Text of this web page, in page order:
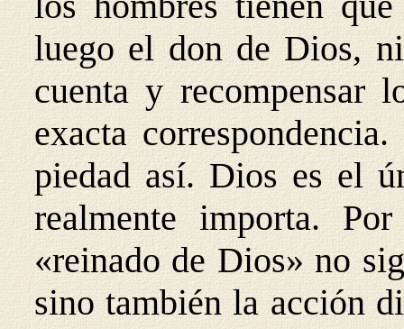
luego el don de Dios,
cuenta y recompensar
exacta
piedad así. Dios es el
realmente importa.
«reinado de Dios» no
sino también la acción